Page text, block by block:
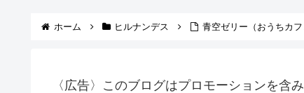
ホーム ヒルナンデス 青空ゼリー（おうちカ
〈広告〉このブログはプロモーションを含